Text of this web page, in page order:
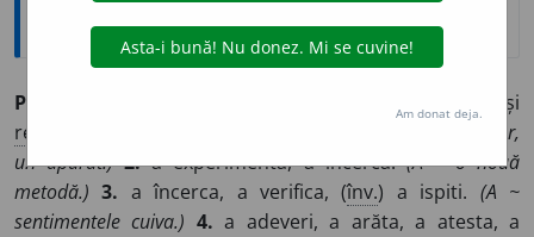
Sinonime
PROB
și
reg.
(A ~ un motor,
un aparat.) 2.a experimenta, a încerca.(A ~ o nouă
metodă.) 3. a încerca, a verifica, (înv.) a ispiti. (A ~
sentimentele cuiva.) 4. a adeveri, a arăta, a atesta, a
Am donat deja.